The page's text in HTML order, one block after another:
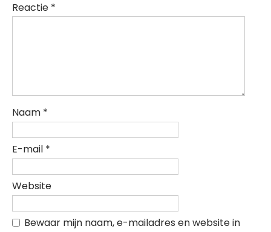
Reactie *
Naam *
E-mail *
Website
Bewaar mijn naam, e-mailadres en website in